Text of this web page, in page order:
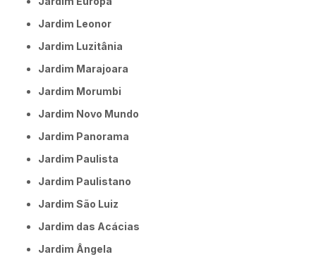
Jardim Leonor
Jardim Luzitânia
Jardim Marajoara
Jardim Morumbi
Jardim Novo Mundo
Jardim Panorama
Jardim Paulista
Jardim Paulistano
Jardim São Luiz
Jardim das Acácias
Jardim Ângela